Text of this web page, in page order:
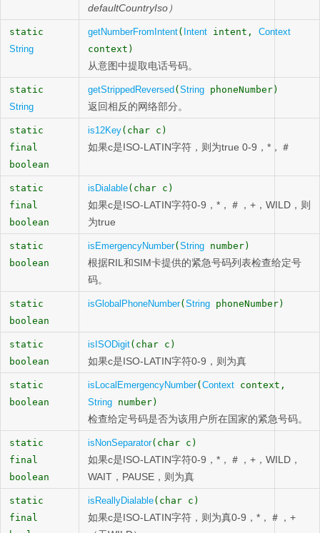
defaultCountryIso）
static
String
getNumberFromIntent( Intent intent, Context
context)
从意图中提取电话号码。
static
String
getStrippedReversed ( String phoneNumber)
返回相反的网络部分。
static
final
boolean
is12Key(char c)
如果c是ISO-LATIN字符，则为true 0-9，*，＃
static
final
boolean
isDialable(char c)
如果c是ISO-LATIN字符0-9，*，＃，+，WILD，则
为true
static
boolean
isEmergencyNumber( String number)
根据RIL和SIM卡提供的紧急号码列表检查给定号
码。
static
boolean
isGlobalPhoneNumber( String phoneNumber)
static
boolean
isISODigit(char c)
如果c是ISO-LATIN字符0-9，则为真
static
boolean
isLocalEmergencyNumber( Context context,
String number)
检查给定号码是否为该用户所在国家的紧急号码。
static
final
boolean
isNonSeparator(char c)
如果c是ISO-LATIN字符0-9，*，＃，+，WILD，
WAIT，PAUSE，则为真
static
final
isReallyDialable(char c)
如果c是ISO-LATIN字符，则为真0-9，*，＃，+